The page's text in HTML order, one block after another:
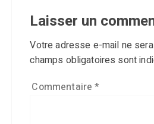
Laisser un
Votre adresse e-mail ne
champs obligatoires sont
Commentaire*